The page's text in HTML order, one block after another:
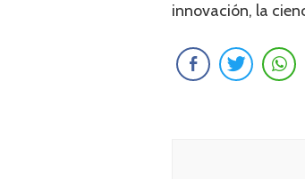
innovación, la